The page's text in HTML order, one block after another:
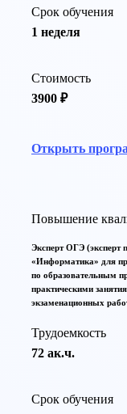
Срок обучения
1 неделя
Стоимость
3900 ₽
Открыть
Повышение
Эксперт ОГЭ (эксперт
«Информатика» для
по образовательным
практическими
экзаменационных
Трудоемкость
72 ак.ч.
Срок обучения